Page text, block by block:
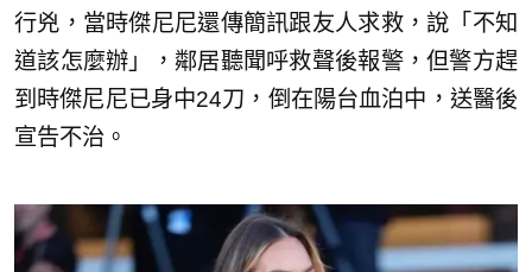
行兇，當時傑尼尼還傳簡訊跟友人求救，說「不知
道該怎麼辦」，鄰居聽聞呼救聲後報警，但警方趕
到時傑尼尼已身中24刀，倒在陽台血泊中，送醫後
宣告不治。